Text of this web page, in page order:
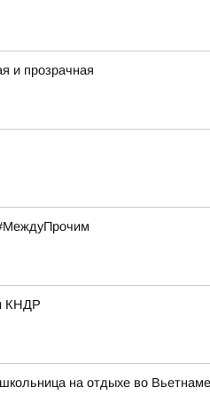
и прозрачная
КНДР
на отдыхе во